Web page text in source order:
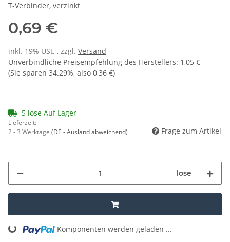
T-Verbinder, verzinkt
0,69 €
inkl. 19% USt. , zzgl. Versand
Unverbindliche Preisempfehlung des Herstellers: 1,05 €
(Sie sparen 34.29%, also 0,36 €)
5 lose Auf Lager
Lieferzeit:
2 - 3 Werktage (DE - Ausland abweichend) Frage zum Artikel
lose
Loading... Komponenten werden geladen ...